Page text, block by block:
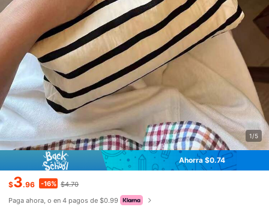
1/5
Ahorra $0.74
$3.96 -16% $4.70
Paga ahora, o en 4 pagos de $0.99